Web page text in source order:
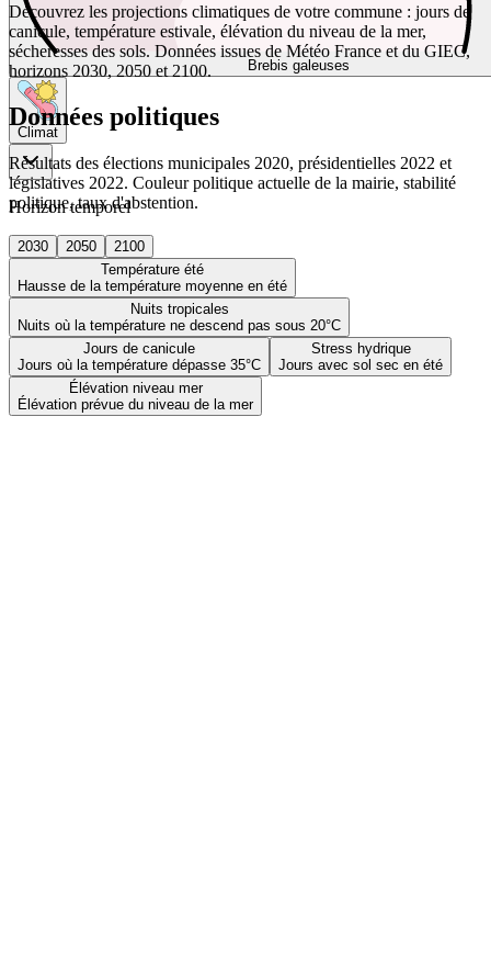
Brebis galeuses
Climat
Horizon temporel
2030 2050
2100
Température été
Hausse de la température moyenne en été
Nuits tropicales
Nuits où la température ne descend pas sous 20°C
Jours de canicule
Jours où la température dépasse 35°C
Stress hydrique
Jours avec sol sec en été
Élévation niveau mer
Élévation prévue du niveau de la mer
Découvrez les projections climatiques de votre commune : jours de
canicule, température estivale, élévation du niveau de la mer,
sécheresses des sols. Données issues de Météo France et du GIEC,
horizons 2030, 2050 et 2100.
Données politiques
Résultats des élections municipales 2020, présidentielles 2022 et
législatives 2022. Couleur politique actuelle de la mairie, stabilité
politique, taux d'abstention.